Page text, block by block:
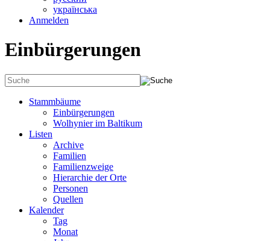
українська
Anmelden
Einbürgerungen
Stammbäume
Einbürgerungen
Wolhynier im Baltikum
Listen
Archive
Familien
Familienzweige
Hierarchie der Orte
Personen
Quellen
Kalender
Tag
Monat